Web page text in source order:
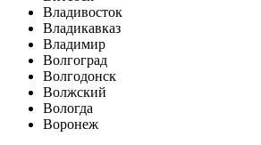
Владивосток
Владикавказ
Владимир
Волгоград
Волгодонск
Волжский
Вологда
Воронеж